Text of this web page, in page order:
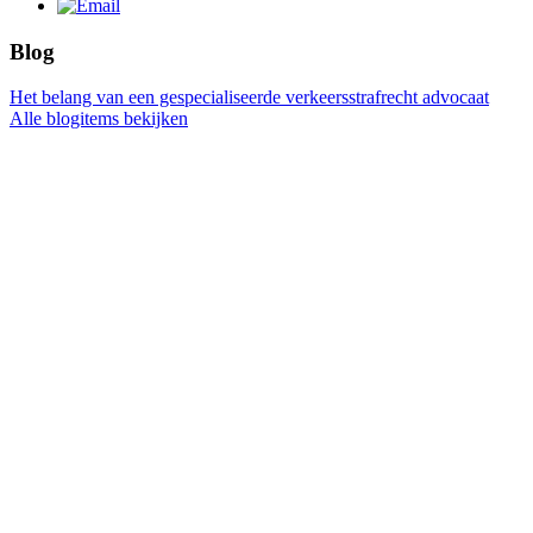
Blog
Het belang van een gespecialiseerde verkeersstrafrecht advocaat
Alle blogitems bekijken